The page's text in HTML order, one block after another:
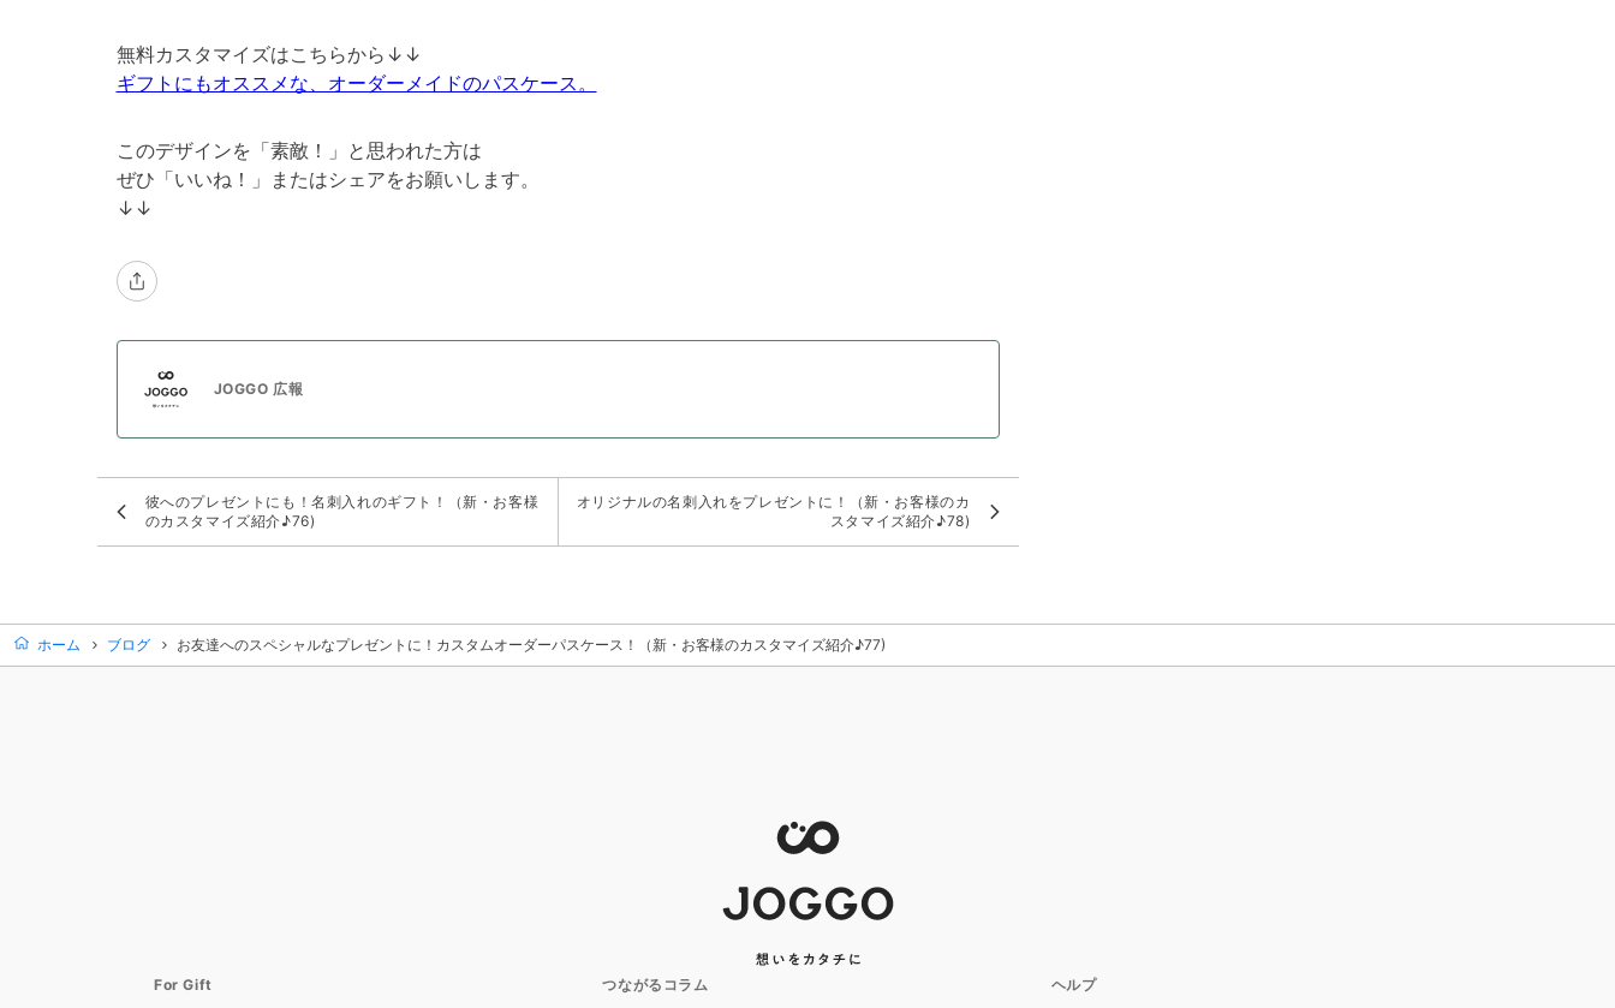
無料カスタマイズはこちらから↓↓
ギフトにもオススメな、オーダーメイドのパスケース。
このデザインを「素敵！」と思われた方は
ぜひ「いいね！」またはシェアをお願いします。
↓↓
JOGGO 広報
彼へのプレゼントにも！名刺入れのギフト！（新・お客様
のカスタマイズ紹介♪76)
オリジナルの名刺入れをプレゼントに！（新・お客様のカ
スタマイズ紹介♪78)
ホーム ブログ お友達へのスペシャルなプレゼントに！カスタムオーダーパスケース！（新・お客様のカスタマイズ紹介♪77)
For Gift つながるコラム ヘルプ